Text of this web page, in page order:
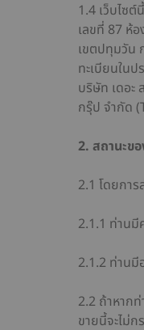
1.4 เว็บไซ
เลขที่ 87 ห้
เขตปทุมวัน
ทะเบียนในป
บริษัท เดอะ
กรุ๊ป จำกัด
2. สถานะข
2.1 โดยกา
2.1.1 ท่าน
2.1.2 ท่านมี
2.2 ถ้าหาก
ขายนี้จะไม่